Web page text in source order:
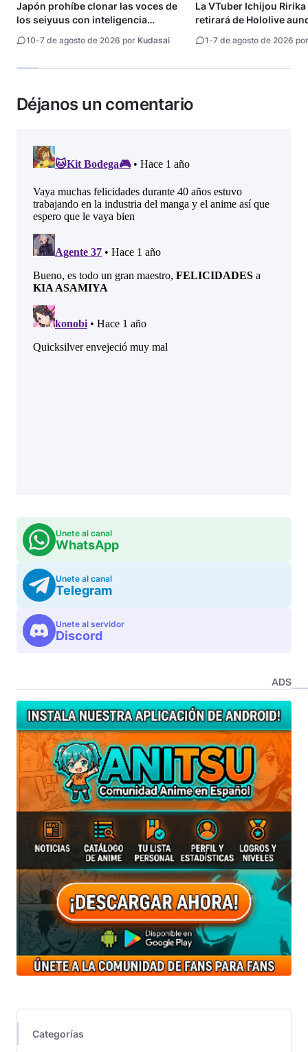
Japón prohíbe clonar las voces de
los seiyuus con inteligencia
10-7 de agosto de 2026 por Kudasai
La VTuber Ichijou Ririka
retirará de Hololive
1-7 de agosto de 2026
Déjanos un comentario
Unete al canal
WhatsApp
Unete al canal
Telegram
Unete al servidor
Discord
ADS
Categorías